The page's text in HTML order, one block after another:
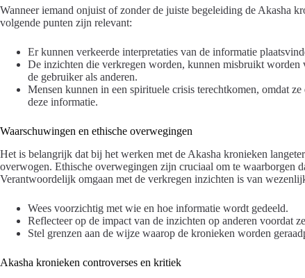
Wanneer iemand onjuist of zonder de juiste begeleiding de Akasha
volgende punten zijn relevant:
Er kunnen verkeerde interpretaties van de informatie
De inzichten die verkregen worden, kunnen misbruikt
de gebruiker als anderen.
Mensen kunnen in een spirituele crisis terechtkomen, omdat
deze informatie.
Waarschuwingen en ethische overwegingen
Het is belangrijk dat bij het werken met de Akasha kronieken
overwogen. Ethische overwegingen zijn cruciaal om te waarborgen
Verantwoordelijk omgaan met de verkregen inzichten is van
Wees voorzichtig met wie en hoe informatie wordt gedeeld.
Reflecteer op de impact van de inzichten op anderen voordat
Stel grenzen aan de wijze waarop de kronieken worden
Akasha kronieken controverses en kritiek